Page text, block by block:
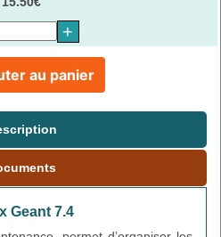
+
au panier
Geant 7.4